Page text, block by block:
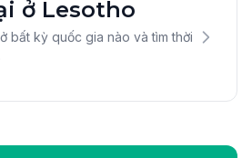
ở Lesotho
bất kỳ quốc gia nào và tìm thời